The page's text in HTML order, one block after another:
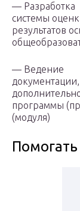
— Разработка
системы
результатов
— Ведение
программы
(модуля)